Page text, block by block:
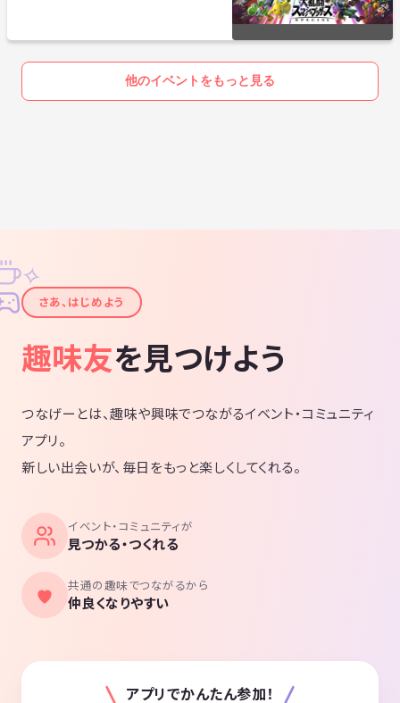
他のイベントをもっと見る
✦
✧
さあ、はじめよう
趣味友を見つけよう
つなげーとは、趣味や興味でつながるイベント・コミュニティ
アプリ。
新しい出会いが、毎日をもっと楽しくしてくれる。
イベント・コミュニティが
見つかる・つくれる
共通の趣味でつながるから
仲良くなりやすい
アプリでかんたん参加！